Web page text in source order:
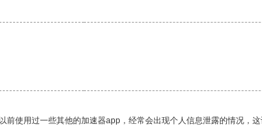
使用过一些其他的加速器app，经常会出现个人信息泄露的情况，这